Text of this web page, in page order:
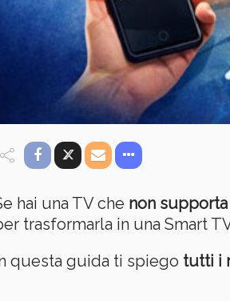
hai una TV che non
trasformarla in una Smart
questa guida ti spiego tutti i